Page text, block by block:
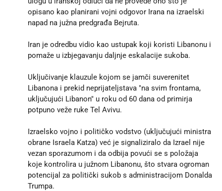
opisano kao planirani vojni odgovor Irana na izraelski
napad na južna predgrađa Bejruta.
Iran je odredbu vidio kao ustupak koji koristi Libanonu i
pomaže u izbjegavanju daljnje eskalacije sukoba.
Uključivanje klauzule kojom se jamči suverenitet
Libanona i prekid neprijateljstava "na svim frontama,
uključujući Libanon" u roku od 60 dana od primirja
potpuno veže ruke Tel Avivu.
Izraelsko vojno i političko vodstvo (uključujući ministra
obrane Israela Katza) već je signaliziralo da Izrael nije
vezan sporazumom i da odbija povući se s položaja
koje kontrolira u južnom Libanonu, što stvara ogroman
potencijal za politički sukob s administracijom Donalda
Trumpa.